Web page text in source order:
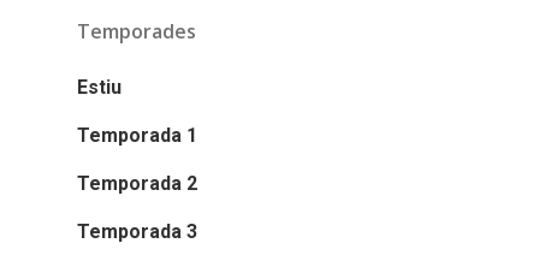
Temporades
Estiu
Temporada 1
Temporada 2
Temporada 3